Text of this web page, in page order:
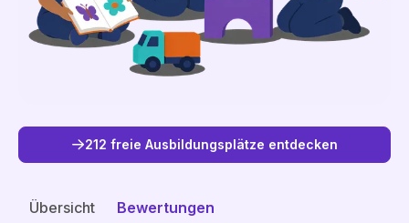
212 freie Ausbildungsplätze entdecken
Übersicht Bewertungen